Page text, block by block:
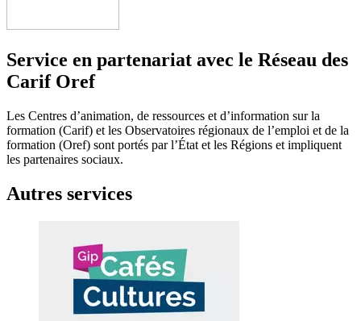
Service en partenariat avec le Réseau des
Carif Oref
Les Centres d’animation, de ressources et d’information sur la
formation (Carif) et les Observatoires régionaux de l’emploi et de la
formation (Oref) sont portés par l’État et les Régions et impliquent
les partenaires sociaux.
Autres services